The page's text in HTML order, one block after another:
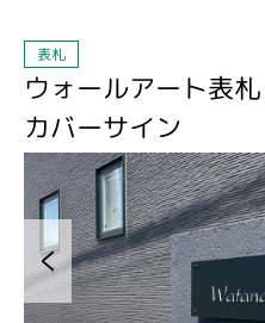
表札
ウォールアート表
カバーサイン